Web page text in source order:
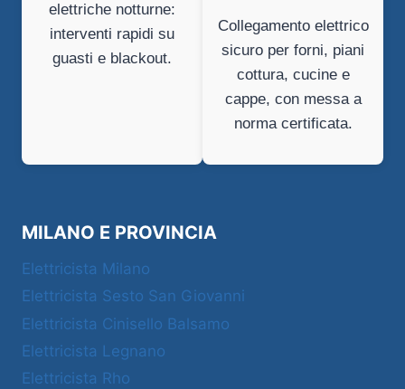
elettriche notturne:
interventi rapidi su
guasti e blackout.
Collegamento elettrico
sicuro per forni, piani
cottura, cucine e
cappe, con messa a
norma certificata.
MILANO E PROVINCIA
Elettricista Milano
Elettricista Sesto San Giovanni
Elettricista Cinisello Balsamo
Elettricista Legnano
Elettricista Rho